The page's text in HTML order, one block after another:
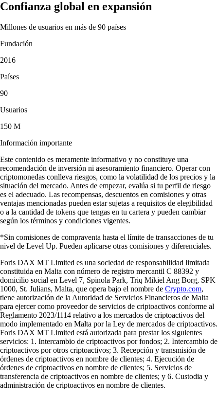
Confianza global en expansión
Millones de usuarios en más de 90 países
Fundación
2016
Países
90
Usuarios
150 M
Información importante
Este contenido es meramente informativo y no constituye una
recomendación de inversión ni asesoramiento financiero. Operar con
criptomonedas conlleva riesgos, como la volatilidad de los precios y la
situación del mercado. Antes de empezar, evalúa si tu perfil de riesgo
es el adecuado. Las recompensas, descuentos en comisiones y otras
ventajas mencionadas pueden estar sujetas a requisitos de elegibilidad
o a la cantidad de tokens que tengas en tu cartera y pueden cambiar
según los términos y condiciones vigentes.
*Sin comisiones de compraventa hasta el límite de transacciones de tu
nivel de Level Up. Pueden aplicarse otras comisiones y diferenciales.
Foris DAX MT Limited es una sociedad de responsabilidad limitada
constituida en Malta con número de registro mercantil C 88392 y
domicilio social en Level 7, Spinola Park, Triq Mikiel Ang Borg, SPK
1000, St. Julians, Malta, que opera bajo el nombre de Crypto.com,
tiene autorización de la Autoridad de Servicios Financieros de Malta
para ejercer como proveedor de servicios de criptoactivos conforme al
Reglamento 2023/1114 relativo a los mercados de criptoactivos del
modo implementado en Malta por la Ley de mercados de criptoactivos.
Foris DAX MT Limited está autorizada para prestar los siguientes
servicios: 1. Intercambio de criptoactivos por fondos; 2. Intercambio de
criptoactivos por otros criptoactivos; 3. Recepción y transmisión de
órdenes de criptoactivos en nombre de clientes; 4. Ejecución de
órdenes de criptoactivos en nombre de clientes; 5. Servicios de
transferencia de criptoactivos en nombre de clientes; y 6. Custodia y
administración de criptoactivos en nombre de clientes.